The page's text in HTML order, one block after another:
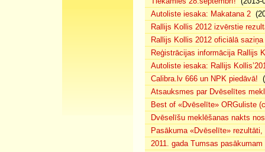
Autoliste iesaka: Makatana 2
Rallijs Kollis 2012 izvērstie
Rallijs Kollis 2012 oficiālā saziņa
Reģistrācijas informācija Rallijs
Autoliste iesaka: Rallijs
Calibra.lv 666 un NPK piedāvā!
Atsauksmes par Dvēselītes
Best of «Dvēselīte» ORGuliste
Dvēselīšu meklēšanas nakts
Pasākuma «Dvēselīte»
2011. gada Tumsas